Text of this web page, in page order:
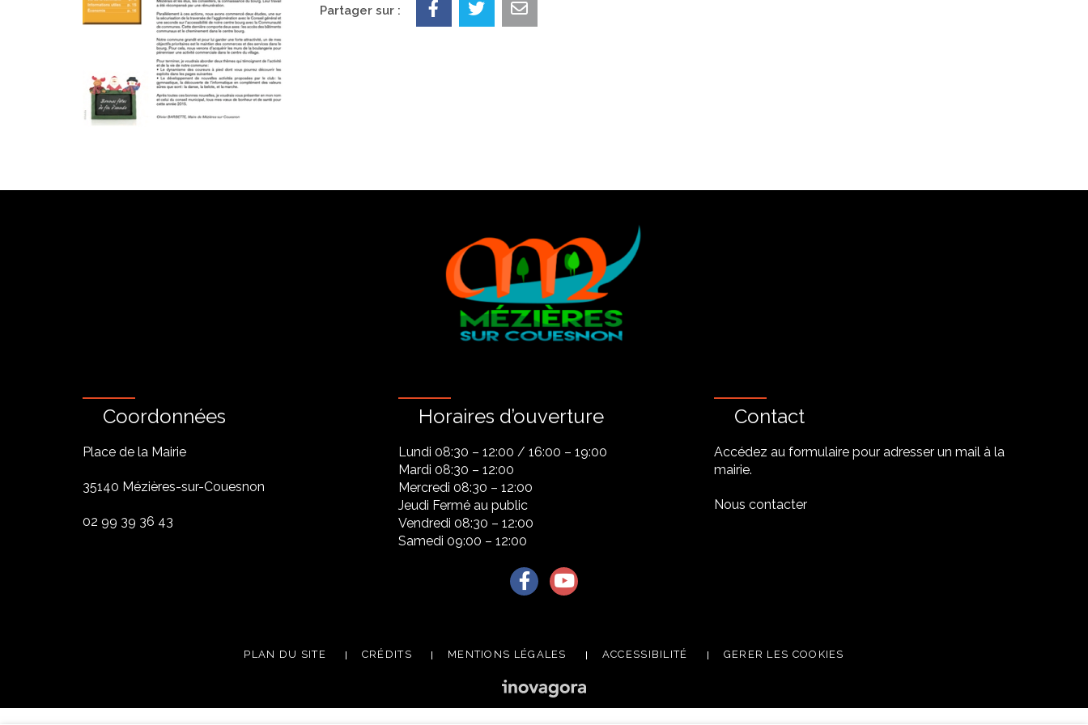
Partager sur :
Coordonnées
Place de la Mairie
35140 Mézières-sur-Couesnon
02 99 39 36 43
Horaires d’ouverture
Lundi 08:30 – 12:00 / 16:00 – 19:00
Mardi 08:30 – 12:00
Mercredi 08:30 – 12:00
Jeudi Fermé au public
Vendredi 08:30 – 12:00
Samedi 09:00 – 12:00
Contact
Accédez au formulaire pour adresser un mail à la
mairie.
Nous contacter
Lien vers le compte Facebook
Lien vers la chaîne Youtube
PLAN DU SITE CRÉDITS MENTIONS LÉGALES ACCESSIBILITÉ GERER LES COOKIES